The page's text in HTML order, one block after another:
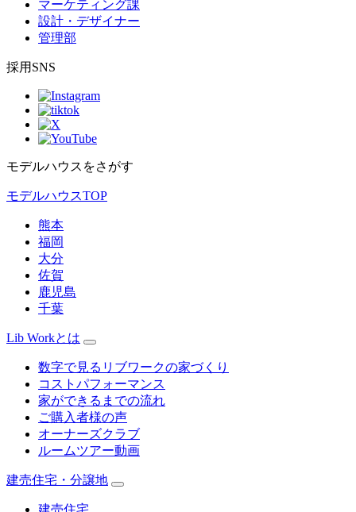
マーケティング課
設計・デザイナー
管理部
採用SNS
モデルハウスをさがす
モデルハウスTOP
熊本
福岡
大分
佐賀
鹿児島
千葉
Lib Workとは
数字で見るリブワークの家づくり
コストパフォーマンス
家ができるまでの流れ
ご購入者様の声
オーナーズクラブ
ルームツアー動画
建売住宅・分譲地
建売住宅